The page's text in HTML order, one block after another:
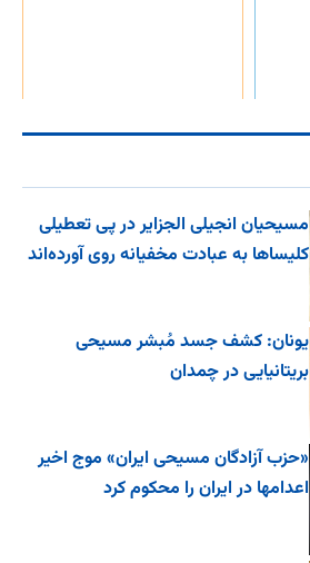
مسیحیان انجیلی الجزایر در پی تعطیلی
کلیساها به عبادت مخفیانه روی آورده‌اند
یونان: کشف جسد مُبشر مسیحی
بریتانیایی در چمدان
«حزب آزادگان مسیحی ایران» موج اخیر
اعدامها در ایران را محکوم کرد